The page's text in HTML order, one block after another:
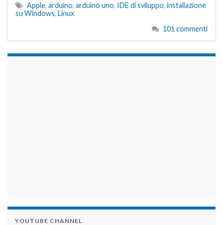
Apple, arduino, arduino uno, IDE di sviluppo, installazione
su Windows, Linux
101 commenti
YOUTUBE CHANNEL